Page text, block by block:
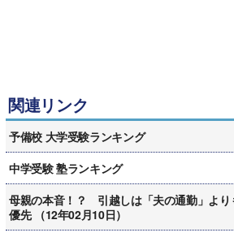
関連リンク
予備校 大学受験ランキング
中学受験 塾ランキング
母親の本音！？ 引越しは「夫の通勤」より
優先 （12年02月10日）